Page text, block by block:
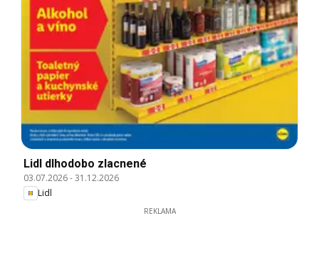
Lidl dlhodobo zlacnené
03.07.2026-31.12.2026
Lidl
REKLAMA